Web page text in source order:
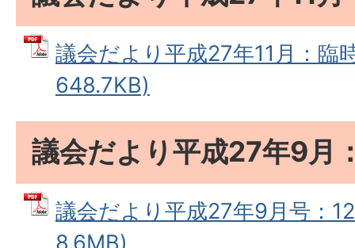
議会だより平成27年11月：臨
648.7KB)
議会だより平成27年9月
議会だより平成27年9月号：